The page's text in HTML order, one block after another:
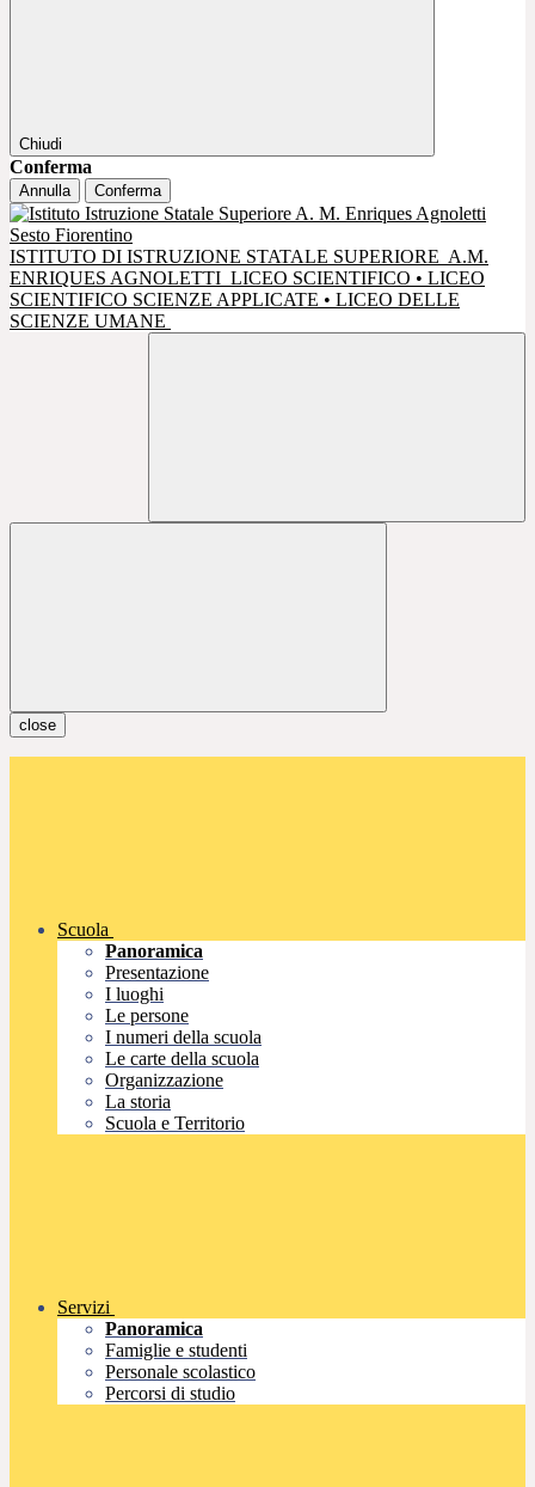
Chiudi
Conferma
Annulla Conferma
ISTITUTO DI ISTRUZIONE STATALE SUPERIORE A.M.
ENRIQUES AGNOLETTI LICEO SCIENTIFICO • LICEO
SCIENTIFICO SCIENZE APPLICATE • LICEO DELLE
SCIENZE UMANE
close
Scuola
Panoramica
Presentazione
I luoghi
Le persone
I numeri della scuola
Le carte della scuola
Organizzazione
La storia
Scuola e Territorio
Servizi
Panoramica
Famiglie e studenti
Personale scolastico
Percorsi di studio